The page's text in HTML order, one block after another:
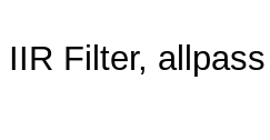
Filter,